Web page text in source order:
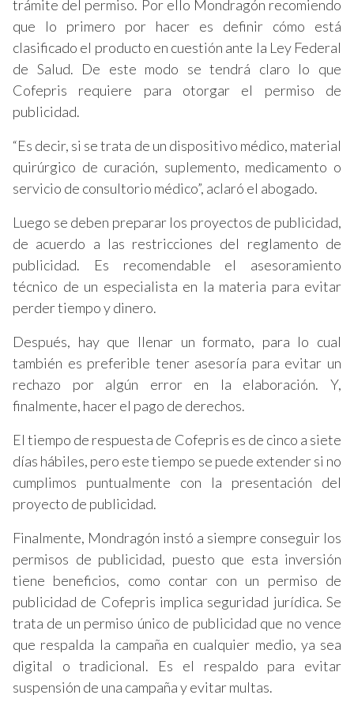
trámite del permiso. Por ello Mondragón recomiendo
que lo primero por hacer es definir cómo está
clasificado el producto en cuestión ante la Ley Federal
de Salud. De este modo se tendrá claro lo que
Cofepris requiere para otorgar el permiso de
publicidad.
“Es decir, si se trata de un dispositivo médico, material
quirúrgico de curación, suplemento, medicamento o
servicio de consultorio médico”, aclaró el abogado.
Luego se deben preparar los proyectos de publicidad,
de acuerdo a las restricciones del reglamento de
publicidad. Es recomendable el asesoramiento
técnico de un especialista en la materia para evitar
perder tiempo y dinero.
Después, hay que llenar un formato, para lo cual
también es preferible tener asesoría para evitar un
rechazo por algún error en la elaboración. Y,
finalmente, hacer el pago de derechos.
El tiempo de respuesta de Cofepris es de cinco a siete
días hábiles, pero este tiempo se puede extender si no
cumplimos puntualmente con la presentación del
proyecto de publicidad.
Finalmente, Mondragón instó a siempre conseguir los
permisos de publicidad, puesto que esta inversión
tiene beneficios, como contar con un permiso de
publicidad de Cofepris implica seguridad jurídica. Se
trata de un permiso único de publicidad que no vence
que respalda la campaña en cualquier medio, ya sea
digital o tradicional. Es el respaldo para evitar
suspensión de una campaña y evitar multas.